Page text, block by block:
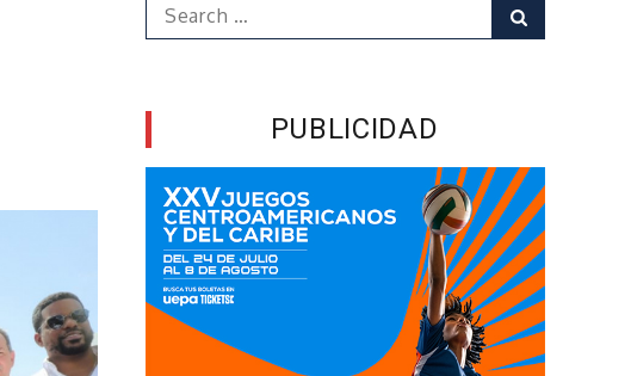
for:
PUBLICIDAD